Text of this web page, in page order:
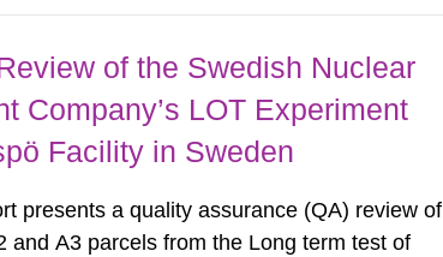
of the Swedish Nuclear
Company’s LOT Experiment
Facility in Sweden
presents a quality assurance (QA) review of
A3 parcels from the Long term test of